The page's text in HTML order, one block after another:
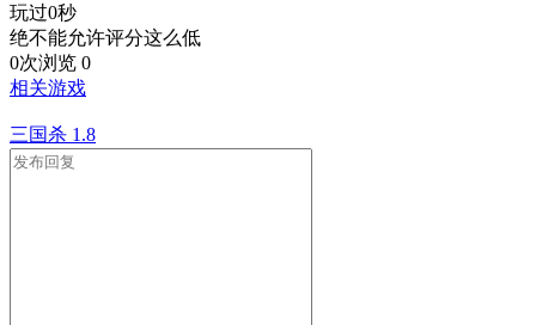
玩过0秒
绝不能允许评分这么低
0次浏览 0
相关游戏
三国杀 1.8